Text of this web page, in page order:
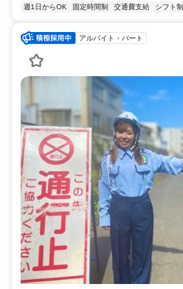
週1日からOK 固定時間制 交通費支給 シフト制
アルバイト・パート